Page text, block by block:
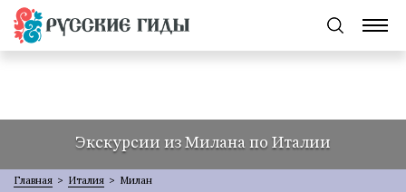
Экскурсии из Милана по Италии
Главная > Италия > Милан